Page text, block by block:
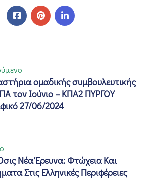
ομαδικής συμβουλευτικής
τον Ιούνιο – ΚΠΑ2 ΠΥΡΓΟΥ
27/06/2024
Νέα Έρευνα: Φτώχεια Και
Στις Ελληνικές Περιφέρειες